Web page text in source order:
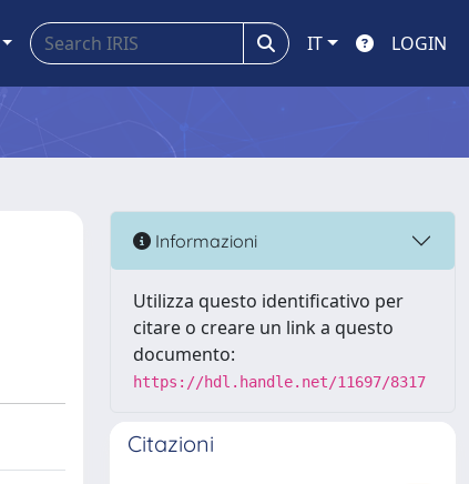
IT LOGIN
Informazioni
Utilizza questo identificativo per
citare o creare un link a questo
documento:
https://hdl.handle.net/11697/8317
Citazioni